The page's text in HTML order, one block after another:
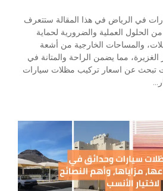
في الرياض في هذا المقالة ستتعرف
الحلول العملية والضرورية لحماية
والمساحات الخارجية من أشعة
مما يضمن الراحة والمتانة في
تبحث عن اسعار تركيب مظلات سيارات